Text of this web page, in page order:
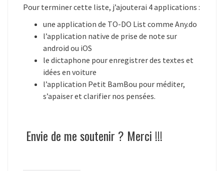
Pour terminer cette liste, j’ajouterai 4 applications :
une application de TO-DO List comme Any.do
l’application native de prise de note sur
android ou iOS
le dictaphone pour enregistrer des textes et
idées en voiture
l’application Petit BamBou pour méditer,
s’apaiser et clarifier nos pensées.
Envie de me soutenir ? Merci !!!